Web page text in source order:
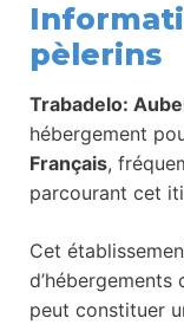
pèlerins
Trabadelo:
hébergement
Français,
parcourant cet
Cet
peut constituer